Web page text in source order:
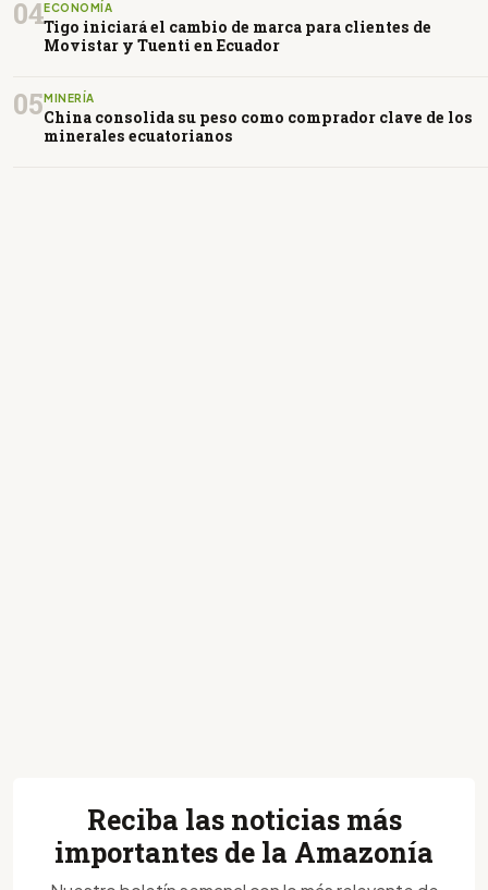
04ECONOMÍA
Tigo iniciará el cambio de marca para clientes de
Movistar y Tuenti en Ecuador
05MINERÍA
China consolida su peso como comprador clave de los
minerales ecuatorianos
Reciba las noticias más
importantes de la Amazonía